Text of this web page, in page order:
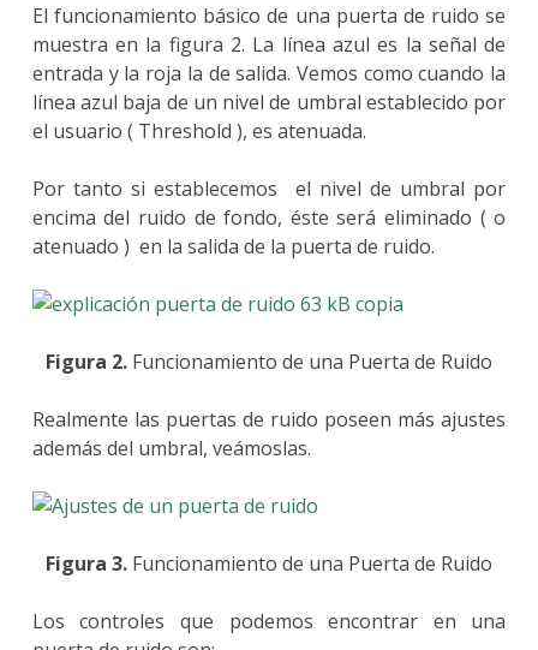
El funcionamiento básico de una puerta de ruido se
muestra en la figura 2. La línea azul es la señal de
entrada y la roja la de salida. Vemos como cuando la
línea azul baja de un nivel de umbral establecido por
el usuario ( Threshold ), es atenuada.
Por tanto si establecemos el nivel de umbral por
encima del ruido de fondo, éste será eliminado ( o
atenuado ) en la salida de la puerta de ruido.
Figura 2. Funcionamiento de una Puerta de Ruido
Realmente las puertas de ruido poseen más ajustes
además del umbral, veámoslas.
Figura 3. Funcionamiento de una Puerta de Ruido
Los controles que podemos encontrar en una